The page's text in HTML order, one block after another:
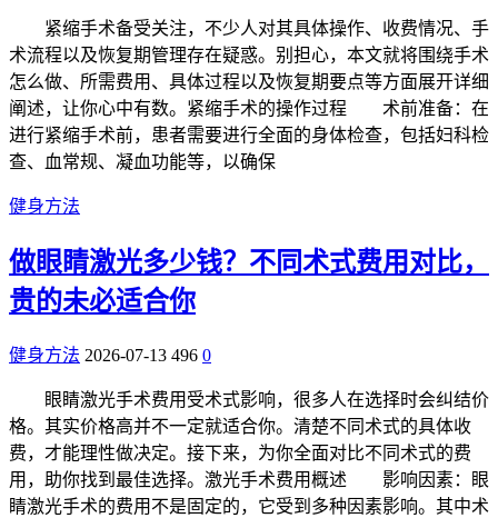
紧缩手术备受关注，不少人对其具体操作、收费情况、手
术流程以及恢复期管理存在疑惑。别担心，本文就将围绕手术
怎么做、所需费用、具体过程以及恢复期要点等方面展开详细
阐述，让你心中有数。紧缩手术的操作过程 术前准备：在
进行紧缩手术前，患者需要进行全面的身体检查，包括妇科检
查、血常规、凝血功能等，以确保
健身方法
做眼睛激光多少钱？不同术式费用对比，
贵的未必适合你
健身方法 2026-07-13 496 0
眼睛激光手术费用受术式影响，很多人在选择时会纠结价
格。其实价格高并不一定就适合你。清楚不同术式的具体收
费，才能理性做决定。接下来，为你全面对比不同术式的费
用，助你找到最佳选择。激光手术费用概述 影响因素：眼
睛激光手术的费用不是固定的，它受到多种因素影响。其中术